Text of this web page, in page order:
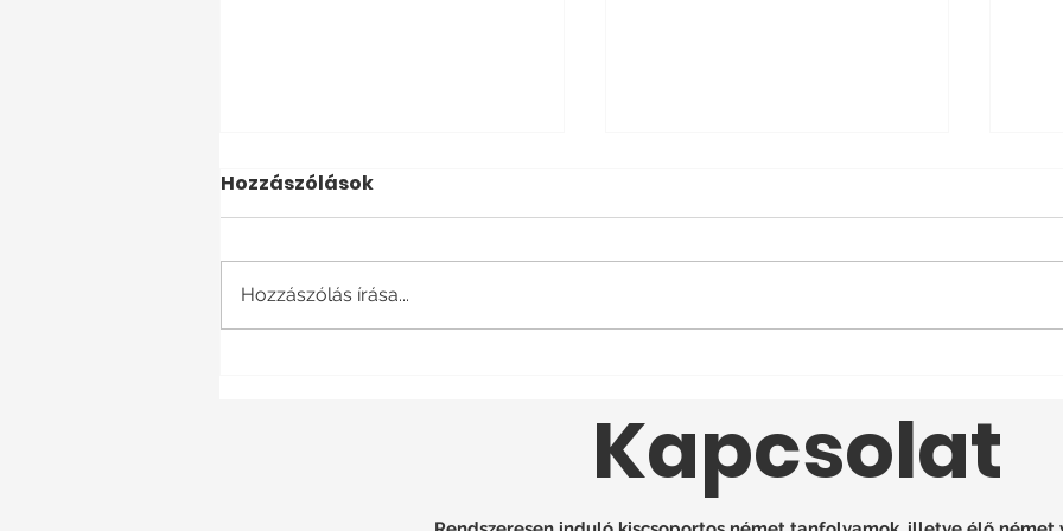
Hozzászólások
Hozzászólás írása...
Kapcsolat